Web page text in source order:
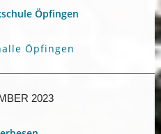
Öpfingen
Öpfingen
2023